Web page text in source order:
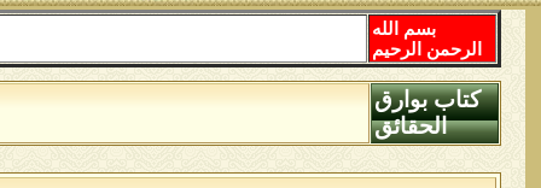
بسم الله
الرحمن الرحيم
كتاب بوارق
الحقائق